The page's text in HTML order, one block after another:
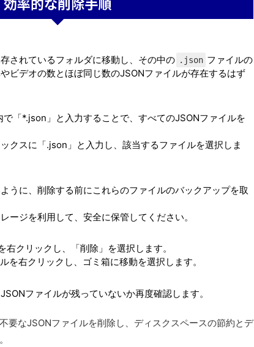
されているフォルダに移動し、その中の .json ファイルの
ビデオの数とほぼ同じ数のJSONファイルが存在するはず
「*.json」と入力することで、すべてのJSONファイルを
クスに「.json」と入力し、該当するファイルを選択しま
うに、削除する前にこれらのファイルのバックアップを取
ージを利用して、安全に保管してください。
クリックし、「削除」を選択します。
を右クリックし、ゴミ箱に移動を選択します。
ファイルが残っていないか再度確認します。
要なJSONファイルを削除し、ディスクスペースの節約とデ